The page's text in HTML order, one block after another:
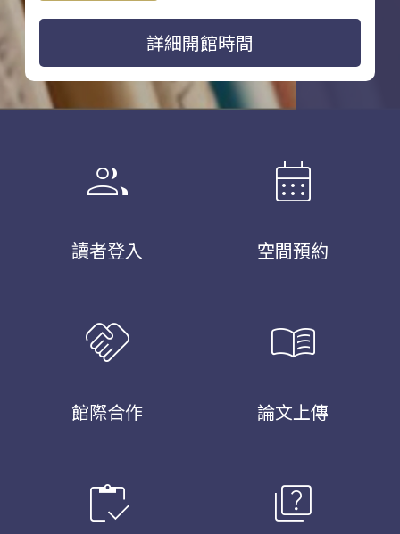
詳細開館時間
group
讀者登入
calendar_month
空間預約
handshake
館際合作
menu_book
論文上傳
inventory quiz